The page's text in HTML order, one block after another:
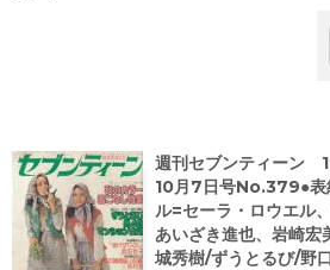
週刊セブンティーン
10月7日号No.379●表
ル=セーラ・ロウエル
あいざき進也、岩崎
城秀樹/ずうとるび/野